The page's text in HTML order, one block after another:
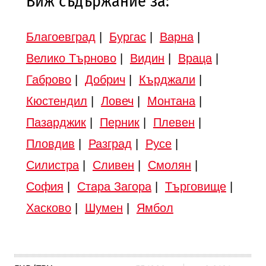
Благоевград Бургас| Варна|
Велико Търново| Видин Враца|
Габрово| Добрич Кърджали
Кюстендил
Ловеч Монтана|
Пазарджик| Перник| Плевен
Пловдив
Разград Русе|
Силистра| Сливен Смолян
София
Стара Загора| Търговище|
Хасково| Шумен Ямбол